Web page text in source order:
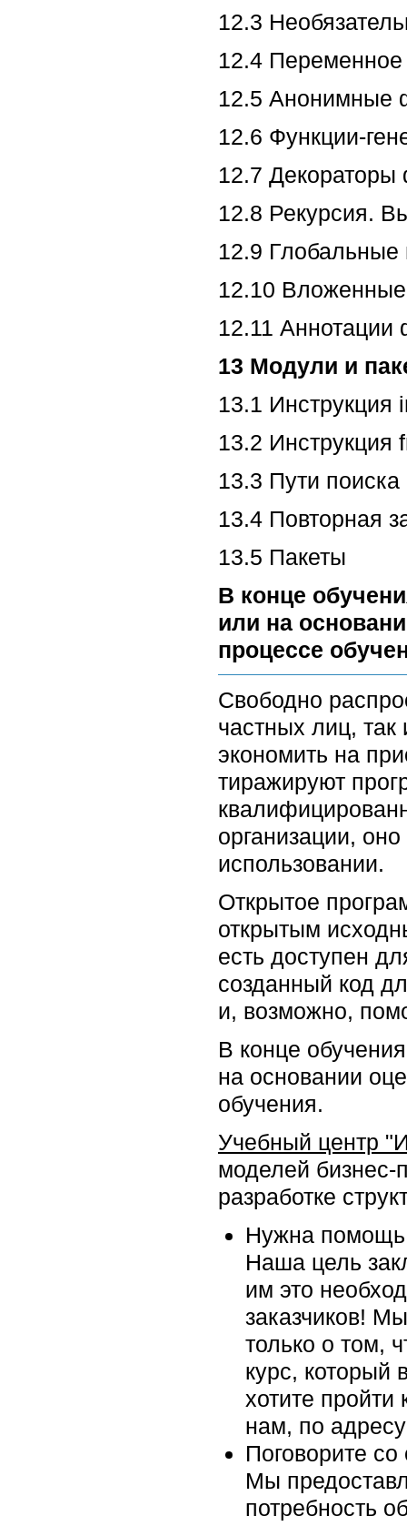
12.3
12.4
12.5 Анонимные
12.6 Функции-
12.7 Декораторы
12.8 Рекурсия.
12.9
12.10
12.11 Аннотации
13 Модули и
13.1 Инструкция
13.2 Инструкция
13.3 Пути
13.4 Повторная
13.5 Пакеты
В конце
или на
процессе
Свободно
частных лиц,
экономить на
тиражируют
организации,
использовании.
Открытое
открытым
есть доступен
созданный код
и, возможно,
В конце
на основании
обучения.
Учебный центр
моделей
разработке
Нужна помощь
Наша цель
им это
заказчиков!
только о том,
курс, который
хотите
нам, по
Поговорите
Мы
потребность